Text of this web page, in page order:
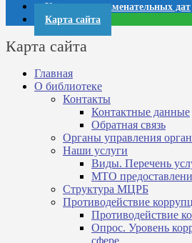
Календари знаменательных дат
Карта сайта
Карта сайта
Главная
О библиотеке
Контакты
Контактные данные
Обратная связь
Органы управления
Наши услуги
Виды. Перечень
МТО
Структура МЦРБ
Противодействие
Противодействие
Опрос. Уровень
сфере